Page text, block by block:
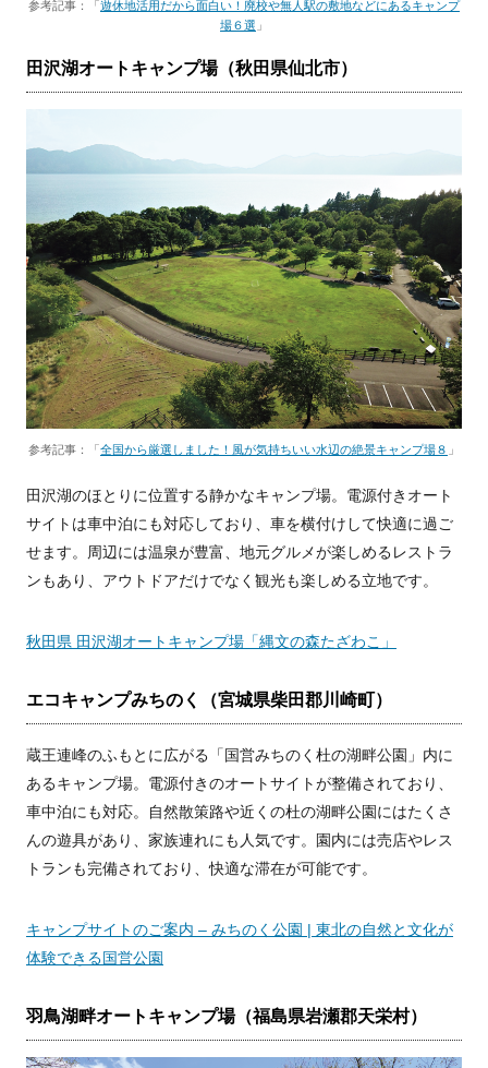
参考記事：「 遊休地活用だから面白い！廃校や無人駅の敷地などにあるキャンプ
場６選 」
田沢湖オートキャンプ場（秋田県仙北市）
参考記事：「 全国から厳選しました！風が気持ちいい水辺の絶景キャンプ場８ 」
田沢湖のほとりに位置する静かなキャンプ場。電源付きオート
サイトは車中泊にも対応しており、車を横付けして快適に過ご
せます。周辺には温泉が豊富、地元グルメが楽しめるレストラ
ンもあり、アウトドアだけでなく観光も楽しめる立地です。
秋田県 田沢湖オートキャンプ場「縄文の森たざわこ」
エコキャンプみちのく（宮城県柴田郡川崎町）
蔵王連峰のふもとに広がる「国営みちのく杜の湖畔公園」内に
あるキャンプ場。電源付きのオートサイトが整備されており、
車中泊にも対応。自然散策路や近くの杜の湖畔公園にはたくさ
んの遊具があり、家族連れにも人気です。園内には売店やレス
トランも完備されており、快適な滞在が可能です。
キャンプサイトのご案内 – みちのく公園 | 東北の自然と文化が
体験できる国営公園
羽鳥湖畔オートキャンプ場（福島県岩瀬郡天栄村）